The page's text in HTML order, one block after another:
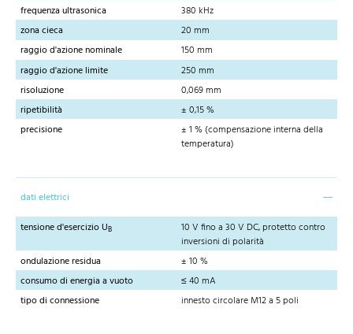
frequenza ultrasonica
380 kHz
zona cieca
20 mm
raggio d'azione nominale
150 mm
raggio d'azione limite
250 mm
risoluzione
0,069 mm
ripetibilità
± 0,15 %
precisione
± 1 % (compensazione interna della
temperatura)
dati elettrici
tensione d'esercizio UB
10 V fino a 30 V DC, protetto contro
inversioni di polarità
ondulazione residua
± 10 %
consumo di energia a vuoto
≤ 40 mA
tipo di connessione
innesto circolare M12 a 5 poli